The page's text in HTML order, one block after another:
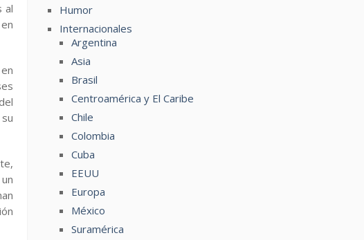
al
Humor
Internacionales
Argentina
Asia
Brasil
Centroamérica y El Caribe
Chile
Colombia
Cuba
EEUU
Europa
México
Suramérica